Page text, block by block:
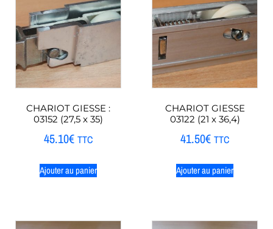
CHARIOT GIESSE :
03152 (27,5 x 35)
45.10€ TTC
Ajouter au panier
CHARIOT GIESSE
03122 (21 x 36,4)
41.50€ TTC
Ajouter au panier